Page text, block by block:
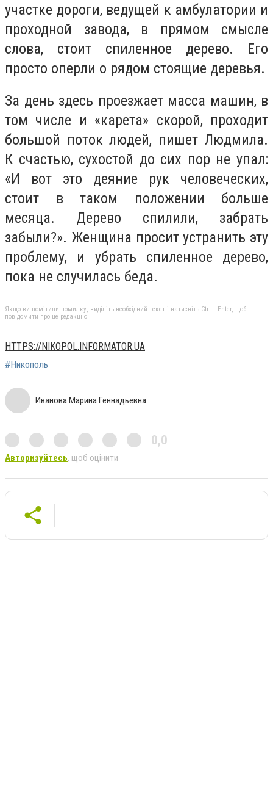
участке дороги, ведущей к амбулатории и
проходной завода, в прямом смысле
слова, стоит спиленное дерево. Его
просто оперли о рядом стоящие деревья.
За день здесь проезжает масса машин, в
том числе и «карета» скорой, проходит
большой поток людей, пишет Людмила.
К счастью, сухостой до сих пор не упал:
«И вот это деяние рук человеческих,
стоит в таком положении больше
месяца. Дерево спилили, забрать
забыли?». Женщина просит устранить эту
проблему, и убрать спиленное дерево,
пока не случилась беда.
Якщо ви помітили помилку, виділіть необхідний текст і натисніть Ctrl + Enter, щоб
повідомити про це редакцію
HTTPS://NIKOPOL.INFORMATOR.UA
#Никополь
Иванова Марина Геннадьевна
0,0
Авторизуйтесь, щоб оцінити